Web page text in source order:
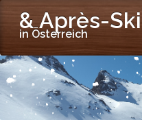
& Après-Ski
in Österreich